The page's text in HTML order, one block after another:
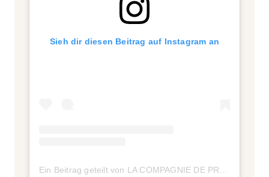
Sieh dir diesen Beitrag auf Instagram an